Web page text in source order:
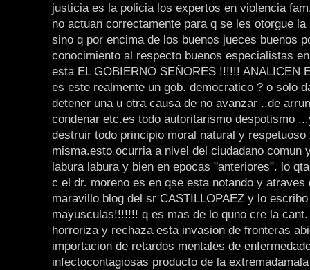
justicia es la policia los expertos en violencia
no actuan correctamente para q se les otorgue la
sino q por encima de los buenos jueces buenos
conocimiento al respecto buenos especialistas
esta EL GOBIERNO SEÑORES !!!!!! ANALICEN
es este realmente un gob. democratico ? o solo
detener una u otra causa de no avanzar ..de
condenar etc.es todo autoritarismo despotismo
destruir todo principio moral natural y respetuoso
misma.esto ocurria a nivel del ciudadano comun
labura labura y bien en epocas "anteriores". lo
c el dr. moreno es en qse esta notando y atraves
maravillo blog del sr CASTILLOPAEZ y lo
mayusculas!!!!!!! q es mas de lo quno cre la
horroriza y rechaza esta invasion de fronteras
importacion de retardos mentales de
infectocontagiosas producto de la